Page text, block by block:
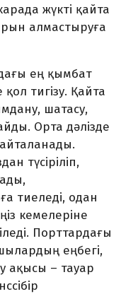
жүкті қайта
алмастыруға
ең қымбат
тигізу. Қайта
шатасу,
Орта дәлізде
түсіріліп,
тиеледі, одан
кемелеріне
Порттар­дағы
еңбегі,
ақысы – тауар